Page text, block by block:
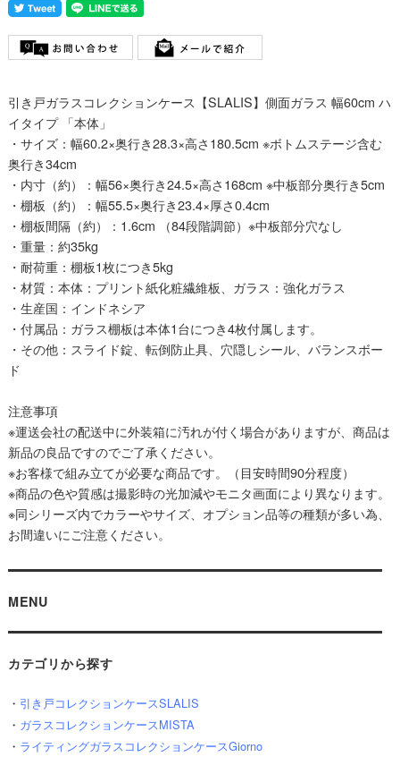
引き戸ガラスコレクションケース【SLALIS】側面ガラス 幅60cm ハ
イタイプ 「本体」
・サイズ：幅60.2×奥行き28.3×高さ180.5cm ※ボトムステージ含む
奥行き34cm
・内寸（約）：幅56×奥行き24.5×高さ168cm ※中板部分奥行き5cm
・棚板（約）：幅55.5×奥行き23.4×厚さ0.4cm
・棚板間隔（約）：1.6cm （84段階調節）※中板部分穴なし
・重量：約35kg
・耐荷重：棚板1枚につき5kg
・材質：本体：プリント紙化粧繊維板、ガラス：強化ガラス
・生産国：インドネシア
・付属品：ガラス棚板は本体1台につき4枚付属します。
・その他：スライド錠、転倒防止具、穴隠しシール、バランスボー
ド
注意事項
※運送会社の配送中に外装箱に汚れが付く場合がありますが、商品は
新品の良品ですのでご了承ください。
※お客様で組み立てが必要な商品です。（目安時間90分程度）
※商品の色や質感は撮影時の光加減やモニタ画面により異なります。
※同シリーズ内でカラーやサイズ、オプション品等の種類が多い為、
お間違いにご注意ください。
MENU
カテゴリから探す
・ 引き戸コレクションケースSLALIS
・ ガラスコレクションケースMISTA
・ ライティングガラスコレクションケースGiorno